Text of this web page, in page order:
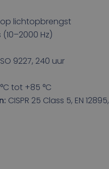
op lichtopbrengst
Hz)
9227, 240 uur
tot +85 °C
CISPR 25 Class 5, EN 12895,